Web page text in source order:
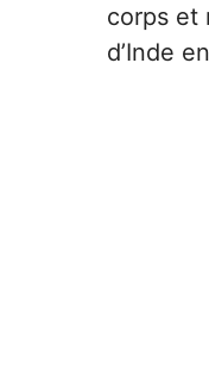
corps et
d’Inde